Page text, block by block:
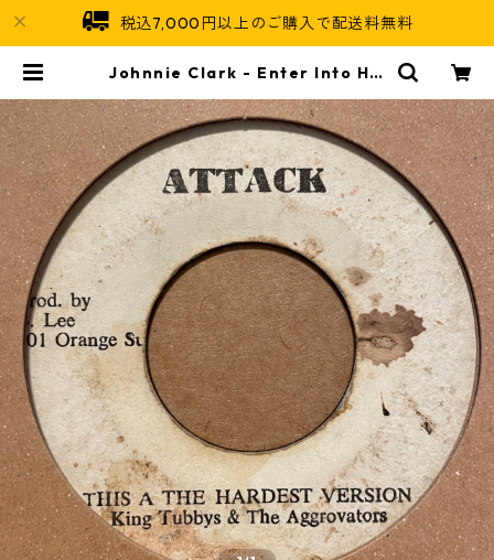
税込7,000円以上のご購入で配送料無料
Johnnie Clark - Enter Into His
| Jamaican Soul